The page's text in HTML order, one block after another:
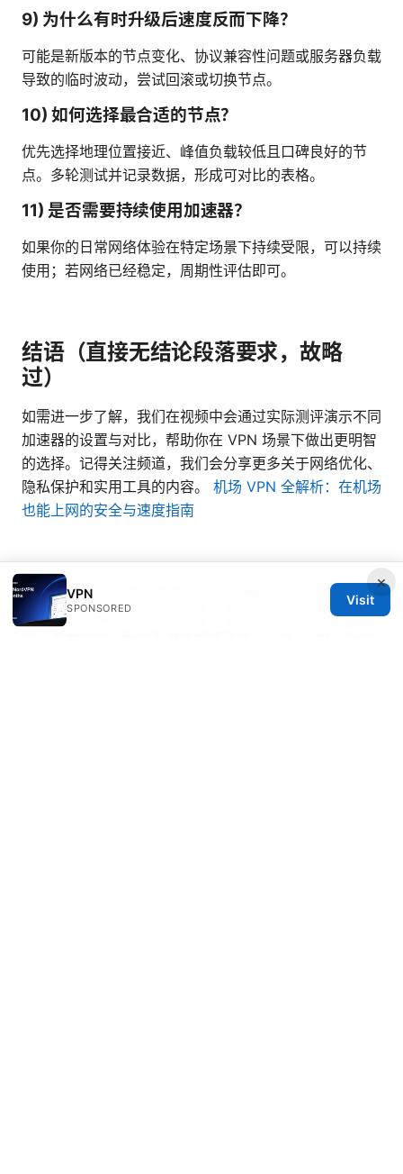
9) 为什么有时升级后速度反而下降？
可能是新版本的节点变化、协议兼容性问题或服务器负载
导致的临时波动，尝试回滚或切换节点。
10) 如何选择最合适的节点？
优先选择地理位置接近、峰值负载较低且口碑良好的节
点。多轮测试并记录数据，形成可对比的表格。
11) 是否需要持续使用加速器？
如果你的日常网络体验在特定场景下持续受限，可以持续
使用；若网络已经稳定，周期性评估即可。
结语（直接无结论段落要求，故略
过）
如需进一步了解，我们在视频中会通过实际测评演示不同
加速器的设置与对比，帮助你在 VPN 场景下做出更明智
的选择。记得关注频道，我们会分享更多关于网络优化、
隐私保护和实用工具的内容。 机场 VPN 全解析：在机场
也能上网的安全与速度指南
备注：本文为面向 VPN 场景的加速器技术与应用指南，
结合实际测评与用户体验撰写，旨在提供可操作的落地方
×
VPN
SPONSORED
Visit